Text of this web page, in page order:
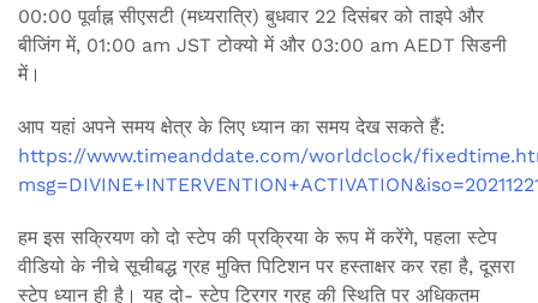
00:00 पूर्वाह्न सीएसटी (मध्यरात्रि) बुधवार 22 दिसंबर को ताइपे और
बीजिंग में, 01:00 am JST टोक्यो में और 03:00 am AEDT सिडनी
में।
आप यहां अपने समय क्षेत्र के लिए ध्यान का समय देख सकते हैं:
https://www.timeanddate.com/worldclock/
हम इस सक्रियण को दो स्टेप की प्रक्रिया के रूप में करेंगे, पहला स्टेप
वीडियो के नीचे सूचीबद्ध ग्रह मुक्ति पिटिशन पर हस्ताक्षर कर रहा है, दूसरा
स्टेप ध्यान ही है। यह दो- स्टेप ट्रिगर ग्रह की स्थिति पर अधिकतम